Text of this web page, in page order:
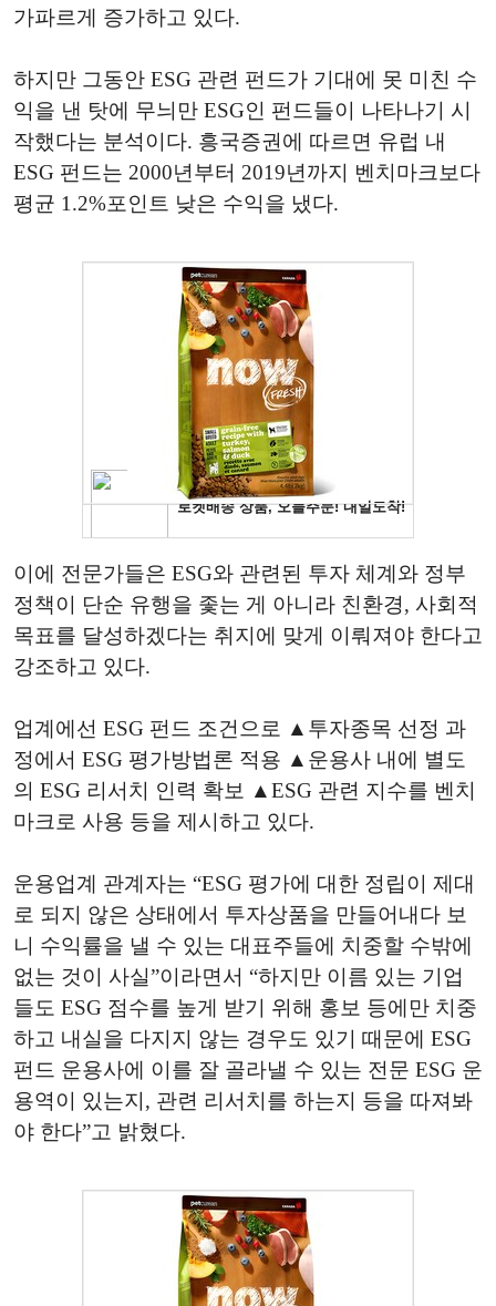
가파르게 증가하고 있다.
하지만 그동안 ESG 관련 펀드가 기대에 못 미친 수
익을 낸 탓에 무늬만 ESG인 펀드들이 나타나기 시
작했다는 분석이다. 흥국증권에 따르면 유럽 내
ESG 펀드는 2000년부터 2019년까지 벤치마크보다
평균 1.2%포인트 낮은 수익을 냈다.
이에 전문가들은 ESG와 관련된 투자 체계와 정부
정책이 단순 유행을 좇는 게 아니라 친환경, 사회적
목표를 달성하겠다는 취지에 맞게 이뤄져야 한다고
강조하고 있다.
업계에선 ESG 펀드 조건으로 ▲투자종목 선정 과
정에서 ESG 평가방법론 적용 ▲운용사 내에 별도
의 ESG 리서치 인력 확보 ▲ESG 관련 지수를 벤치
마크로 사용 등을 제시하고 있다.
운용업계 관계자는 “ESG 평가에 대한 정립이 제대
로 되지 않은 상태에서 투자상품을 만들어내다 보
니 수익률을 낼 수 있는 대표주들에 치중할 수밖에
없는 것이 사실”이라면서 “하지만 이름 있는 기업
들도 ESG 점수를 높게 받기 위해 홍보 등에만 치중
하고 내실을 다지지 않는 경우도 있기 때문에 ESG
펀드 운용사에 이를 잘 골라낼 수 있는 전문 ESG 운
용역이 있는지, 관련 리서치를 하는지 등을 따져봐
야 한다”고 밝혔다.